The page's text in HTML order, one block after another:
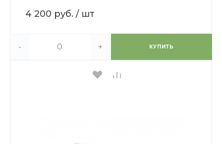
4 200 руб. / шт
- + КУПИТЬ